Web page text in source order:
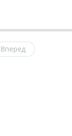
Вперед